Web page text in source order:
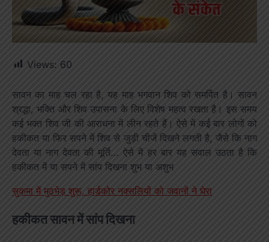
Views: 60
सावन का माह चल रहा है, यह माह भगवान शिव को समर्पित है। सावन
श्रद्धा, भक्ति और शिव उपासना के लिए विशेष महत्व रखता है। इस समय
कई भक्त शिव जी की आराधना में लीन रहते हैं। ऐसे में कई बार लोगों को
हकीकत या फिर सपने में शिव से जुड़ी चीजें दिखने लगती है, जैसे कि नाग
देवता या नाग देवता की मूर्ति… ऐसे में हर बार यह सवाल उठता है कि
हकीकत में या सपने में सांप दिखना शुभ या अशुभ
सुकमा में मुठभेड़ शुरू, हार्डकोर नक्सलियों को जवानों ने घेरा
हकीकत सावन में सांप दिखना